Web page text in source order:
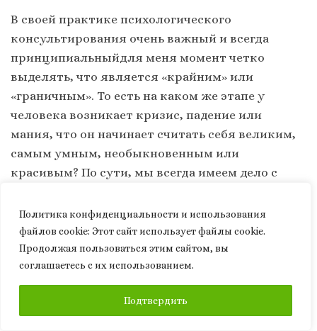
Политика конфиденциальности и использования
файлов сookie: Этот сайт использует файлы cookie.
Продолжая пользоваться этим сайтом, вы
соглашаетесь с их использованием.
Подтвердить
В своей практике психологического
консультирования очень важный и всегда
принципиальныйдля меня момент четко
выделять, что является «крайним» или
«граничным». То есть на каком же этапе у
человека возникает кризис, падение или
мания, что он начинает считать себя великим,
самым умным, необыкновенным или
красивым? По сути, мы всегда имеем дело с
последствием неправильного
интерпретирования. Человек в основном не
является когнитивным существом, которое
ориентируется исключительно на правильную
оценку объекта и выбор поведения по
отношению к нему. Человека всегда мучает не